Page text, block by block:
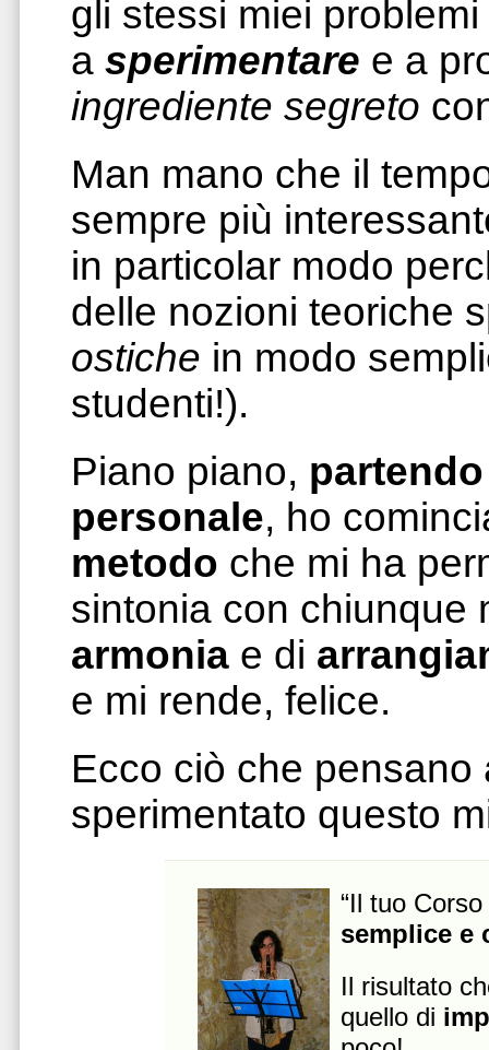
gli stessi miei
a sperimentare e a
ingrediente segreto
Man mano che il
sempre più
in particolar modo
delle nozioni teoriche
ostiche in modo
studenti!).
Piano piano,
personale, ho
metodo che mi ha
sintonia con chiunque
armonia e di
e mi rende, felice.
Ecco ciò che
sperimentato questo
“Il tuo
semplice e
Il risultato
quello di